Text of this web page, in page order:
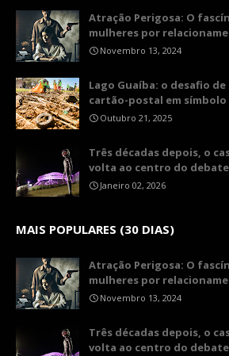
Atração Perigosa: O
mulheres por
Novembro 13, 2024
Lago Guaíba: o desafio
cartão-postal em
Outubro 21, 2025
Três décadas depois, o
volta ao centro do
Janeiro 02, 2026
MAIS POPULARES (30 DIAS)
Atração Perigosa: O
mulheres por
Novembro 13, 2024
Três décadas depois, o
volta ao centro do